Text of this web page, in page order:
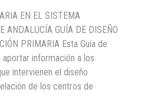
EN EL SISTEMA
ANDALUCÍA GUÍA DE DISEÑO
PRIMARIA Esta Guía de
información a los
intervienen el diseño
de los centros de